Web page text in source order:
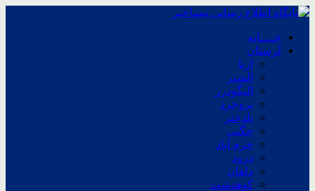
خــــانه
لرستان
ازنا
الشتر
الیگودرز
بروجرد
پلدختر
چگنی
خرم آباد
درود
دلفان
کوهدشت